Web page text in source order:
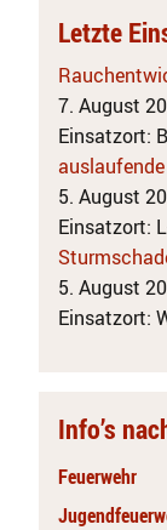
Letzte
7. August
Einsatzort:
5. August
Einsatzort:
5. August
Einsatzort:
Info’s
Feuerwehr